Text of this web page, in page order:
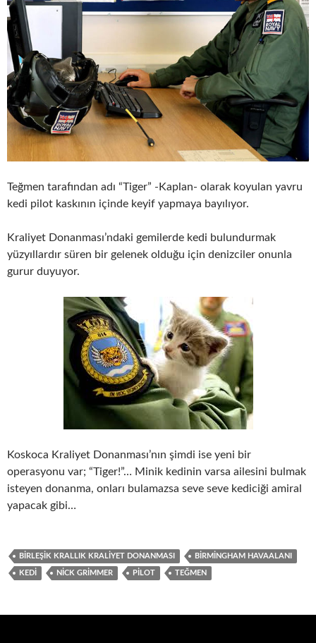
Teğmen tarafından adı “Tiger” -Kaplan- olarak koyulan yavru
kedi pilot kaskının içinde keyif yapmaya bayılıyor.
Kraliyet Donanması’ndaki gemilerde kedi bulundurmak
yüzyıllardır süren bir gelenek olduğu için denizciler onunla
gurur duyuyor.
Koskoca Kraliyet Donanması’nın şimdi ise yeni bir
operasyonu var; “Tiger!”… Minik kedinin varsa ailesini bulmak
isteyen donanma, onları bulamazsa seve seve kediciği amiral
yapacak gibi…
BIRLEŞIK KRALLIK KRALIYET DONANMASI BIRMINGHAM HAVAALANI
KEDI NICK GRIMMER PILOT TEĞMEN